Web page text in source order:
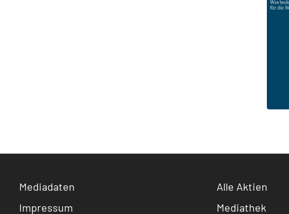
Mediadaten
Impressum
Alle Aktien
Mediathek